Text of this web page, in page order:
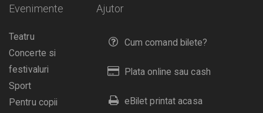
Ajutor
Cum comand bilete?
Plata online sau cash
eBilet printat acasa
Evenimente
Teatru
Concerte si
festivaluri
Sport
Pentru copii